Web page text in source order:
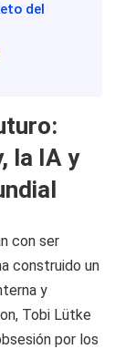
del
la IA y
con ser
construido un
y
Tobi Lütke
por los